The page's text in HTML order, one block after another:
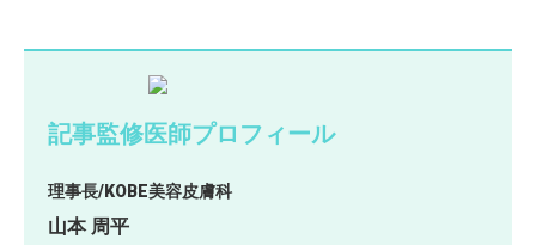
記事監修医師プロフィール
理事長/KOBE美容皮膚科
山本 周平